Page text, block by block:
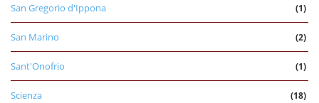
San Gregorio d'Ippona (1)
San Marino (2)
Sant'Onofrio (1)
Scienza (18)